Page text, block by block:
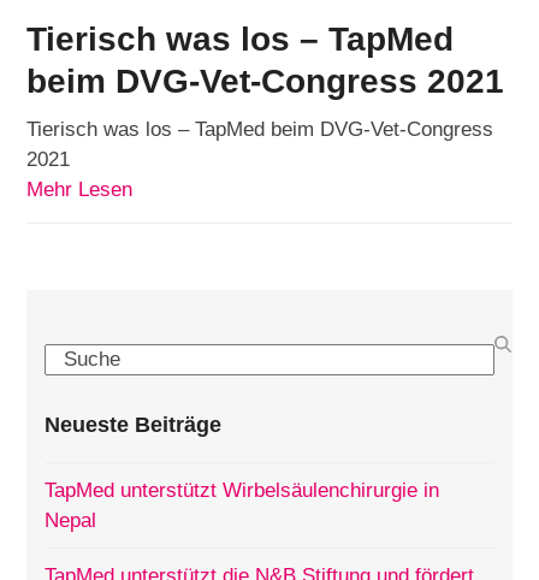
Tierisch was los – TapMed
beim DVG-Vet-Congress 2021
Tierisch was los – TapMed beim DVG-Vet-Congress
2021
Mehr Lesen
Search
Neueste Beiträge
TapMed unterstützt Wirbelsäulenchirurgie in
Nepal